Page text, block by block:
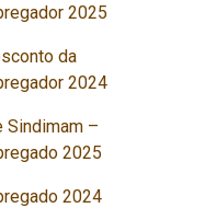
2025
da
2024
Sindimam –
2025
2024